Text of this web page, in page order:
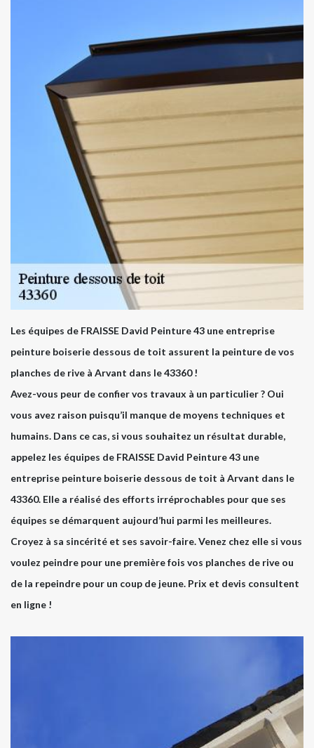
Les équipes de FRAISSE David Peinture 43 une entreprise
peinture boiserie dessous de toit assurent la peinture de vos
planches de rive à Arvant dans le 43360 !
Avez-vous peur de confier vos travaux à un particulier ? Oui
vous avez raison puisqu’il manque de moyens techniques et
humains. Dans ce cas, si vous souhaitez un résultat durable,
appelez les équipes de FRAISSE David Peinture 43 une
entreprise peinture boiserie dessous de toit à Arvant dans le
43360. Elle a réalisé des efforts irréprochables pour que ses
équipes se démarquent aujourd’hui parmi les meilleures.
Croyez à sa sincérité et ses savoir-faire. Venez chez elle si vous
voulez peindre pour une première fois vos planches de rive ou
de la repeindre pour un coup de jeune. Prix et devis consultent
en ligne !